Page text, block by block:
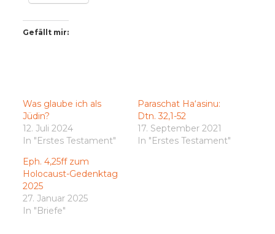
Gefällt mir:
Was glaube ich als
Jüdin?
12. Juli 2024
In "Erstes Testament"
Paraschat Ha‘asinu:
Dtn. 32,1-52
17. September 2021
In "Erstes Testament"
Eph. 4,25ff zum
Holocaust-Gedenktag
2025
27. Januar 2025
In "Briefe"